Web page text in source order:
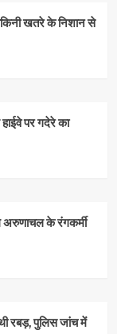
खतरे के निशान से
पर गदेरे का
अरुणाचल के रंगकर्मी
रबड़, पुलिस जांच में